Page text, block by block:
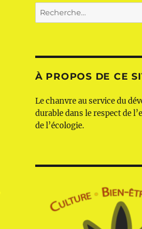
Recherche
pour :
À PROPOS DE CE
Le chanvre au service du
durable dans le respect de
de l’écologie.